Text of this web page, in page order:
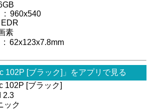
: 960x540
素
: 62x123x7.8mm
102P [ブラック]」をアプリで見る
102P [ブラック]
2.3
ック